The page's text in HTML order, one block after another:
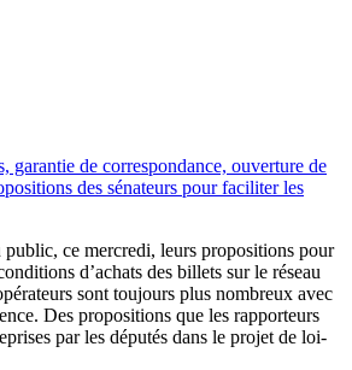
garantie de correspondance, ouverture de
des sénateurs pour faciliter les
public, ce mercredi, leurs propositions pour
d’achats des billets sur le réseau
sont toujours plus nombreux avec
Des propositions que les rapporteurs
par les députés dans le projet de loi-